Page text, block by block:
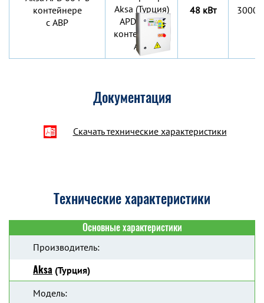
контейнере
c АВР
48 кВт
Документация
Скачать технические характеристики
Технические характеристики
Основные характеристики
Производитель:
Aksa (Турция)
Модель: